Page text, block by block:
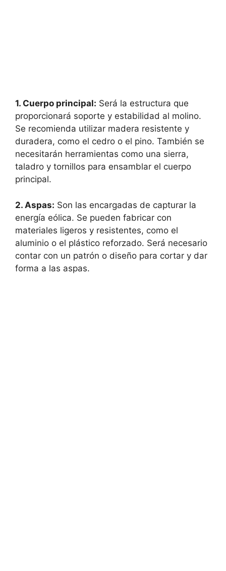
1. Cuerpo principal: Será la estructura que
proporcionará soporte y estabilidad al molino.
Se recomienda utilizar madera resistente y
duradera, como el cedro o el pino. También se
necesitarán herramientas como una sierra,
taladro y tornillos para ensamblar el cuerpo
principal.
2. Aspas: Son las encargadas de capturar la
energía eólica. Se pueden fabricar con
materiales ligeros y resistentes, como el
aluminio o el plástico reforzado. Será necesario
contar con un patrón o diseño para cortar y dar
forma a las aspas.